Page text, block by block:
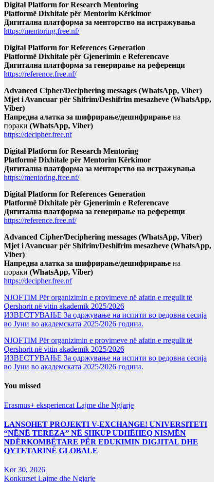
Digital Platform for Research Mentoring
Platformë Dixhitale për Mentorim Kërkimor
Дигитална платформа за менторство на истражувања
https://mentoring.free.nf/
Digital Platform for References Generation
Platformë Dixhitale për Gjenerimin e Referencave
Дигитална платформа за генерирање на референци
https://reference.free.nf/
Advanced Cipher/Deciphering messages (WhatsApp, Viber)
Mjet i Avancuar për Shifrim/Deshifrim mesazheve (WhatsApp,
Viber)
Напредна алатка за шифрирање/дешифрирање на
пораки (WhatsApp, Viber)
https://decipher.free.nf
Digital Platform for Research Mentoring
Platformë Dixhitale për Mentorim Kërkimor
Дигитална платформа за менторство на истражувања
https://mentoring.free.nf/
Digital Platform for References Generation
Platformë Dixhitale për Gjenerimin e Referencave
Дигитална платформа за генерирање на референци
https://reference.free.nf/
Advanced Cipher/Deciphering messages (WhatsApp, Viber)
Mjet i Avancuar për Shifrim/Deshifrim mesazheve (WhatsApp,
Viber)
Напредна алатка за шифрирање/дешифрирање на
пораки (WhatsApp, Viber)
https://decipher.free.nf
NJOFTIM Për organizimin e provimeve në afatin e rregullt të
Qershorit në vitin akademik 2025/2026
ИЗВЕСТУВАЊЕ За одржување на испити во редовна сесија
во Јуни во академската 2025/2026 година.
NJOFTIM Për organizimin e provimeve në afatin e rregullt të
Qershorit në vitin akademik 2025/2026
ИЗВЕСТУВАЊЕ За одржување на испити во редовна сесија
во Јуни во академската 2025/2026 година.
You missed
Erasmus+ eksperiencat Lajme dhe Ngjarje
LANSOHET PROJEKTI V-EXCHANGE! UNIVERSITETI
“NËNË TEREZA” NË SHKUP UDHËHEQ NISMËN
NDËRKOMBËTARE PËR EDUKIMIN DIGJITAL DHE
QYTETARINË GLOBALE
Kor 30, 2026
Konkurset Lajme dhe Ngjarje